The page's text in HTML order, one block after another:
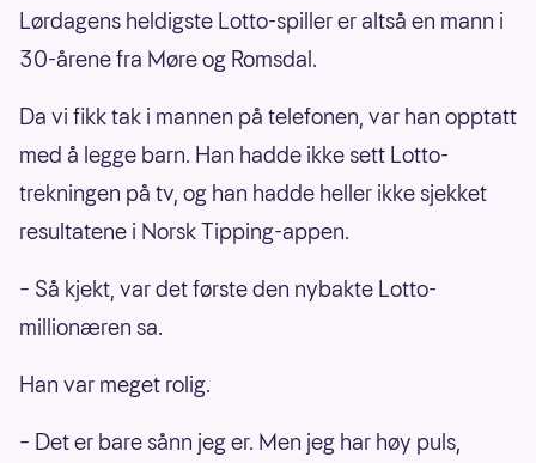
Lørdagens heldigste Lotto-spiller er altså en mann i
30-årene fra Møre og Romsdal.
Da vi fikk tak i mannen på telefonen, var han opptatt
med å legge barn. Han hadde ikke sett Lotto-
trekningen på tv, og han hadde heller ikke sjekket
resultatene i Norsk Tipping-appen.
– Så kjekt, var det første den nybakte Lotto-
millionæren sa.
Han var meget rolig.
– Det er bare sånn jeg er. Men jeg har høy puls,